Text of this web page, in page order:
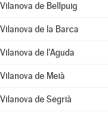
Vilanova de Bellpuig
Vilanova de la Barca
Vilanova de l'Aguda
Vilanova de Meià
Vilanova de Segrià